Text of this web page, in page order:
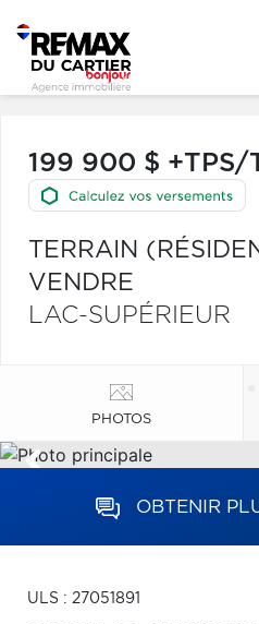
199 900 $ +TPS/
TERRAIN
VENDRE
LAC-SUPÉRIEUR
PHOTOS
OBTENIR
ULS : 27051891